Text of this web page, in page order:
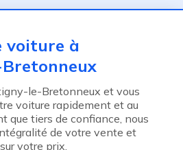
voiture à
le-Bretonneux et vous
voiture rapidement et au
que tiers de confiance, nous
de votre vente et
votre prix.